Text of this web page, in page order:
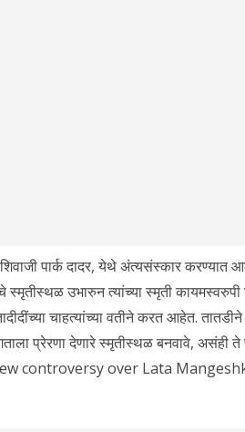
शिवाजी पार्क दादर, येथे अंत्यसंस्कार करण्यात
स्मृतीस्थळ उभारुन त्यांच्या स्मृती
चाहत्यांच्या वतीने करत आहेत. तातडीने
प्रेरणा देणारे स्मृतीस्थळ बनवावे, असंही ते
controversy over Lata